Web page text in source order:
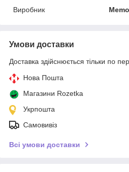
Виробник
Умови доставки
Доставка здійснюється тільки по
Нова Пошта
Магазини Rozetka
Укрпошта
Самовивіз
Всі умови доставки